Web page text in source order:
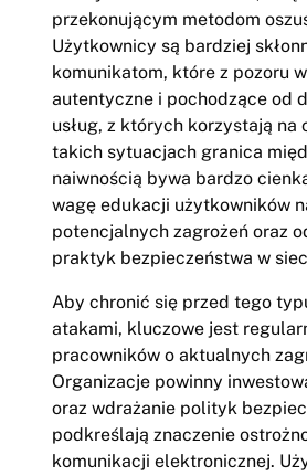
przekonującym metodom
Użytkownicy są bardziej
komunikatom, które z pozoru
autentyczne i pochodzące od
usług, z których korzystają na
takich sytuacjach granica
naiwnością bywa bardzo
wagę edukacji użytkowników
potencjalnych zagrożeń oraz
praktyk bezpieczeństwa w
Aby chronić się przed tego
atakami, kluczowe jest
pracowników o aktualnych
Organizacje powinny
oraz wdrażanie polityk
podkreślają znaczenie
komunikacji elektronicznej.